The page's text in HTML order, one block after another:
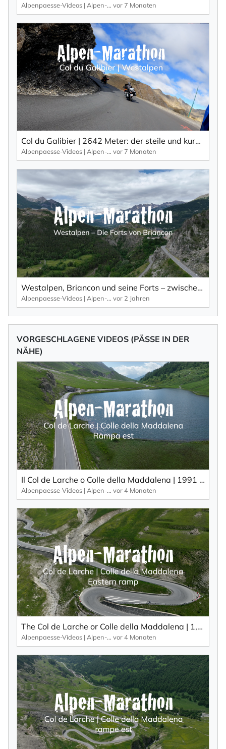
Alpenpaesse-Videos | Alpen-Marathon vor 7 Monaten
Col du Galibier | 2642 Meter: der steile und kurvenreiche Klassiker unter den Alpenpässen in den Westalpen.
Alpenpaesse-Videos | Alpen-Marathon vor 7 Monaten
Westalpen, Briancon und seine Forts – zwischen Col du Granon und Col de l'Izoard.
Alpenpaesse-Videos | Alpen-Marathon vor 2 Jahren
VORGESCHLAGENE VIDEOS (PÄSSE IN DER
NÄHE)
Il Col de Larche o Colle della Maddalena | 1991 m: percorso variegato per tour in moto.
Alpenpaesse-Videos | Alpen-Marathon vor 4 Monaten
The Col de Larche or Colle della Maddalena | 1,991 m: A varied route for motorbike tours.
Alpenpaesse-Videos | Alpen-Marathon vor 4 Monaten
NEWSLETTER ABONNIEREN ×
Vorname
Nachname
Ihre E-Mail-Adresse
Ich willige in den Empfang des Newsletters ein,
den ich jederzeit mit dem Link im Newsletter
selbst abbestellen kann.
Mit der Eintragung für den Newsletter bestätigen Sie die Verarbeitung
Ihrer Daten gemäß derDatenschutzerklärungdurch KlickTipp.
Newsletter abonnieren